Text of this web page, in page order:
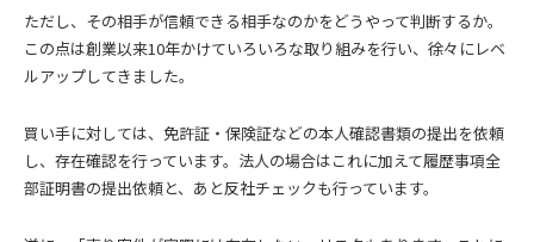
ただし、その相手が信頼できる相手なのかをどうやって判断するか。
この点は創業以来10年かけていろいろな取り組みを行い、徐々にレベ
ルアップしてきました。
買い手に対しては、免許証・保険証などの本人確認書類の提出を依頼
し、存在確認を行っています。法人の場合はこれに加えて履歴事項全
部証明書の提出依頼と、あと反社チェックも行っています。